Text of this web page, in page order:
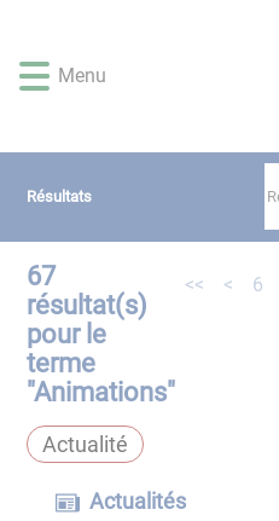
rapide
au
rapide
au
principal
rapide
recherche
rapide
au
de
Menu
Résultats
67
résultat(s)
pour le
terme
"Animations"
<< < 6
Actualité
Actualités